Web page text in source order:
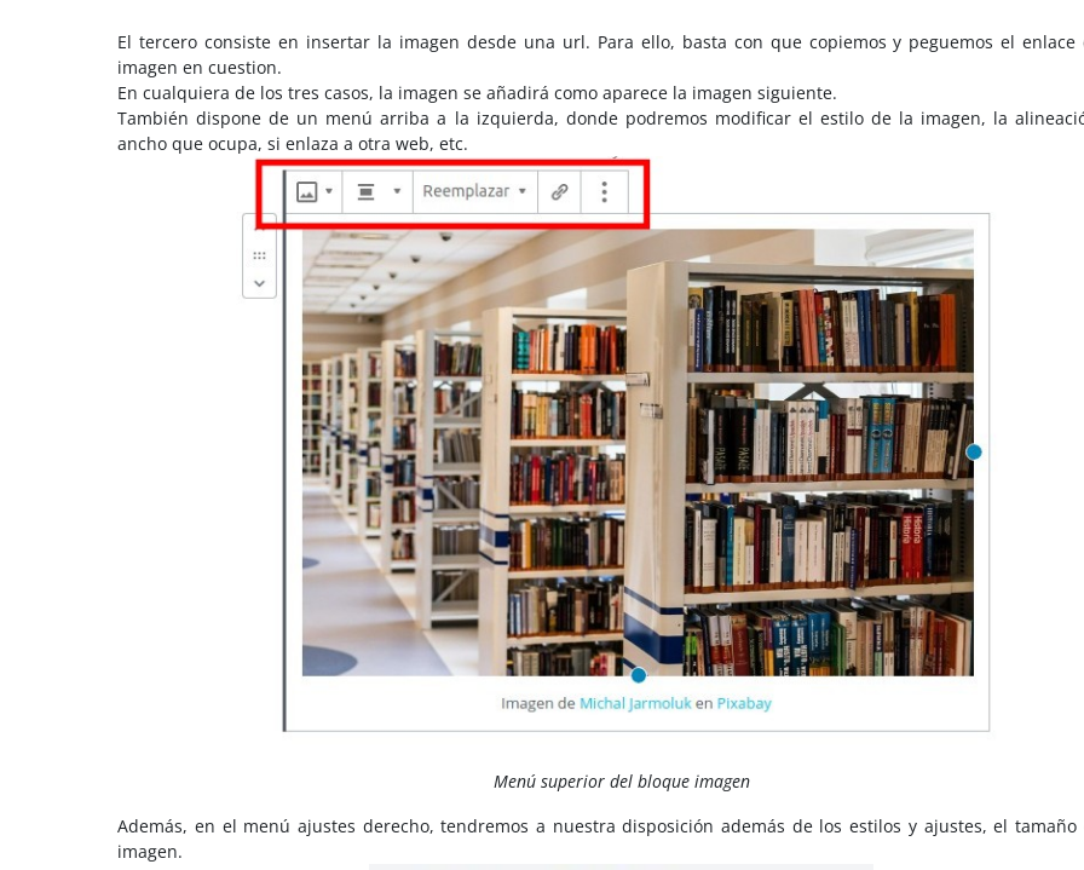
El tercero consiste en insertar la imagen desde una url. Para ello, basta con que copiemos y peguemos el enlace
imagen en cuestion.
En cualquiera de los tres casos, la imagen se añadirá como aparece la imagen siguiente.
También dispone de un menú arriba a la izquierda, donde podremos modificar el estilo de la imagen, la
ancho que ocupa, si enlaza a otra web, etc.
Menú superior del bloque imagen
Además, en el menú ajustes derecho, tendremos a nuestra disposición además de los estilos y ajustes, el tamaño
imagen.